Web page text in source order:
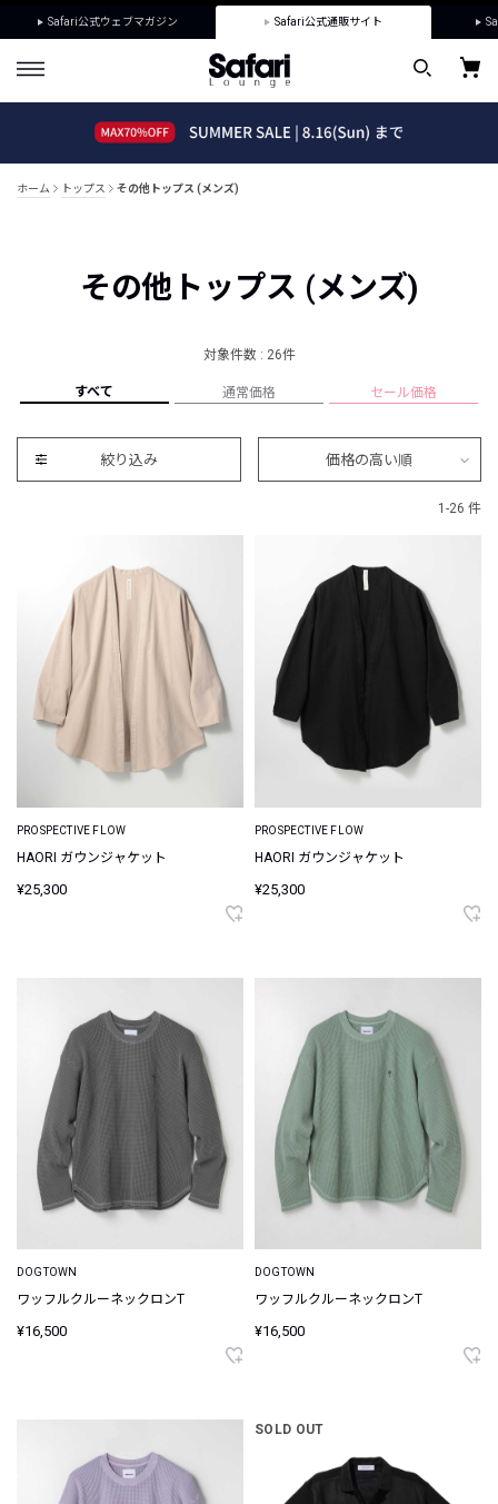
Safari公式ウェブマガジン Safari公式通販サイト
ホーム トップス その他トップス (メンズ)
その他トップス (メンズ)
対象件数 : 26件
すべて 通常価格 セール価格
絞り込み 価格の高い順
1-26 件
PROSPECTIVE FLOW
HAORI ガウンジャケット
¥25,300
PROSPECTIVE FLOW
HAORI ガウンジャケット
¥25,300
DOGTOWN
ワッフルクルーネックロンT
¥16,500
DOGTOWN
ワッフルクルーネックロンT
¥16,500
SOLD OUT